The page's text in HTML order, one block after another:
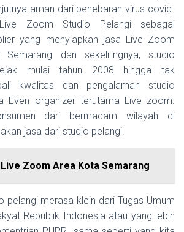
aman dari penebaran virus covid-
Zoom Studio Pelangi sebagai
yang menyiapkan jasa Live Zoom
Semarang dan sekelilingnya, studio
mulai tahun 2008 hingga tak
kwalitas dan pengalaman studio
Even organizer terutama Live zoom.
dari bermacam wilayah di
jasa dari studio pelangi.
Zoom Area Kota Semarang
pelangi merasa klein dari Tugas Umum
Republik Indonesia atau yang lebih